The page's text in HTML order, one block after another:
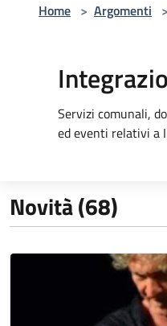
Home > Argomenti >
Servizi comunali,
ed eventi relativi a
Novità (68)